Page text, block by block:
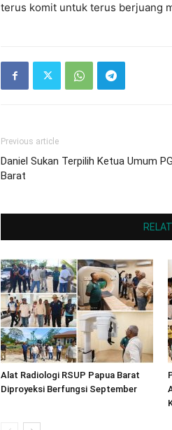
terus komit untuk terus berjuang
Previous article
Daniel Sukan Terpilih Ketua Umum
Barat
Alat Radiologi RSUP Papua Barat
Diproyeksi Berfungsi September